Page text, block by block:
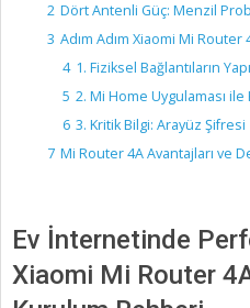
2 Dört Antenli Güç: Menzil
3 Adım Adım Xiaomi Mi
4 1. Fiziksel Bağlantıların
5 2. Mi Home Uygulaması ile
6 3. Kritik Bilgi: Arayüz Şifresi
7 Mi Router 4A Avantajları ve
Ev İnternetinde
Xiaomi Mi Router